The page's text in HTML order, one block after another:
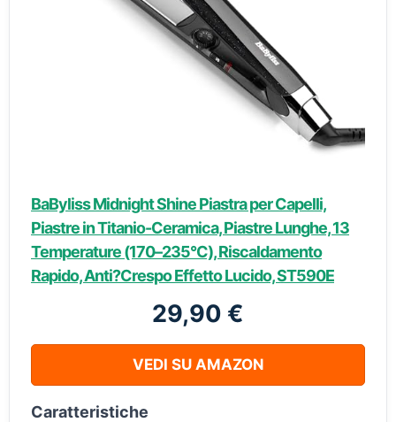
BaByliss Midnight Shine Piastra per Capelli,
Piastre in Titanio-Ceramica, Piastre Lunghe, 13
Temperature (170–235°C), Riscaldamento
Rapido, Anti?Crespo Effetto Lucido, ST590E
29,90 €
VEDI SU AMAZON
Caratteristiche